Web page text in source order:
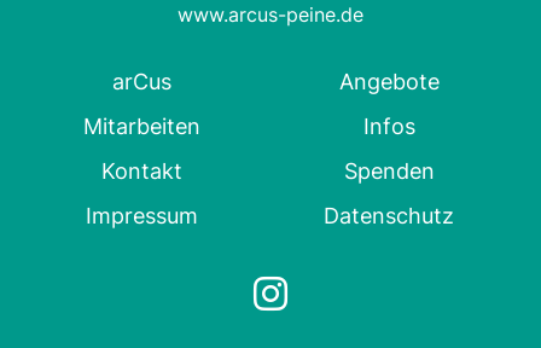
www.arcus-peine.de
arCus
Angebote
Mitarbeiten
Infos
Kontakt
Spenden
Impressum
Datenschutz